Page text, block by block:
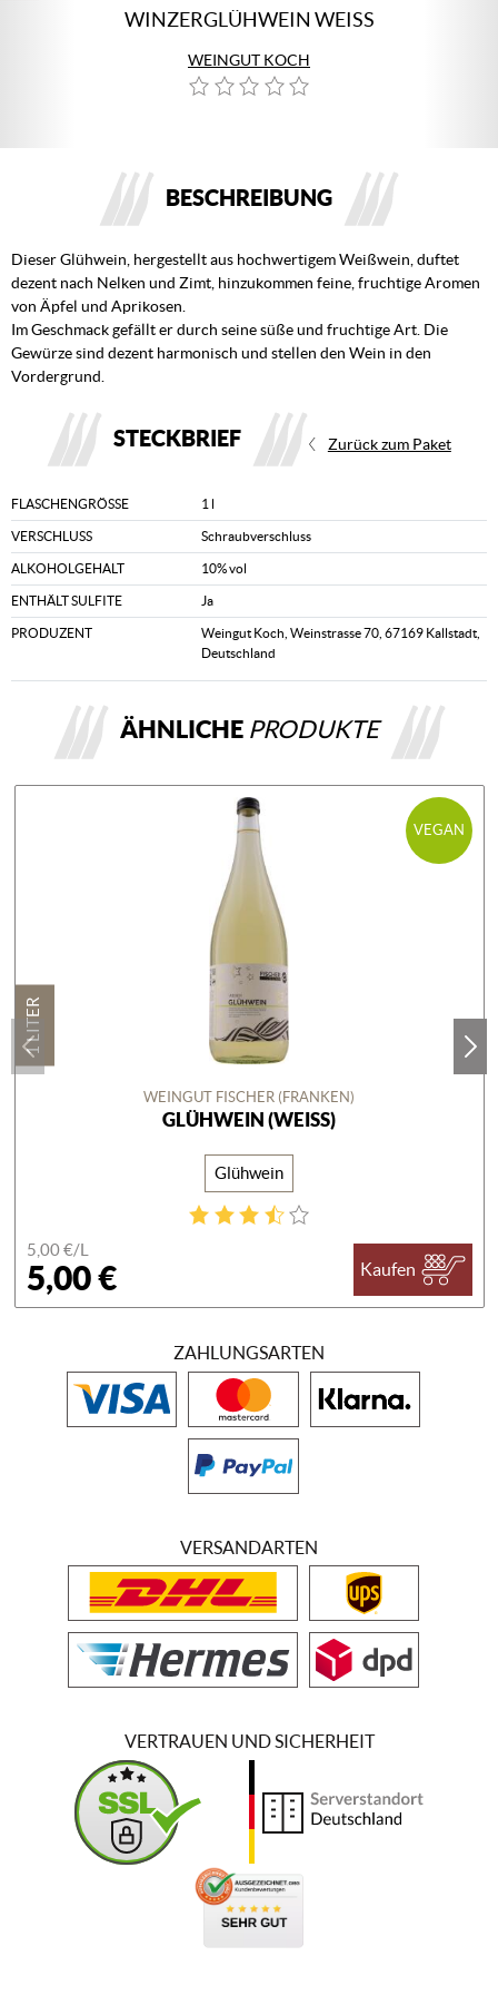
WINZERGLÜHWEIN WEISS
WEINGUT KOCH
BESCHREIBUNG
Dieser Glühwein, hergestellt aus hochwertigem Weißwein, duftet
dezent nach Nelken und Zimt, hinzukommen feine, fruchtige Aromen
von Äpfel und Aprikosen.
Im Geschmack gefällt er durch seine süße und fruchtige Art. Die
Gewürze sind dezent harmonisch und stellen den Wein in den
Vordergrund.
STECKBRIEF Zurück zum Paket
FLASCHENGRÖSSE 1 l
VERSCHLUSS Schraubverschluss
ALKOHOLGEHALT 10% vol
ENTHÄLT SULFITE Ja
PRODUZENT
Weingut Koch, Weinstrasse 70, 67169 Kallstadt,
Deutschland
ÄHNLICHE PRODUKTE
VEGAN
1 LITER
WEINGUT FISCHER (FRANKEN)
GLÜHWEIN (WEISS)
Glühwein
5,00 €/L
5,00 € Kaufen
ZAHLUNGSARTEN
VERSANDARTEN
VERTRAUEN UND SICHERHEIT